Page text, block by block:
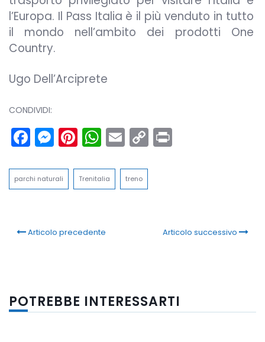
l’Europa. Il Pass Italia è il più venduto in tutto
il mondo nell’ambito dei prodotti One
Country.
Ugo Dell’Arciprete
CONDIVIDI:
Facebook
Messenger
Pinterest
WhatsApp
Email
Copy
Link
parchi naturali Trenitalia treno
Articolo precedente Articolo successivo
POTREBBE INTERESSARTI